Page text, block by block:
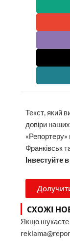
Текст, який
довіри
«Репортеру»
Франківськ
Інвестуйте
СХОЖІ
Якщо шукаєте